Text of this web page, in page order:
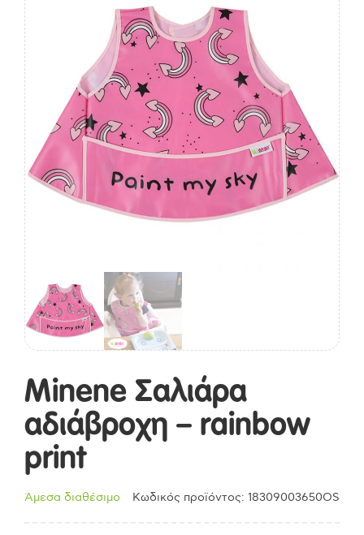
Minene Σαλιάρα
αδιάβροχη – rainbow
print
Άμεσα διαθέσιμο Κωδικός προϊόντος: 18309003650OS